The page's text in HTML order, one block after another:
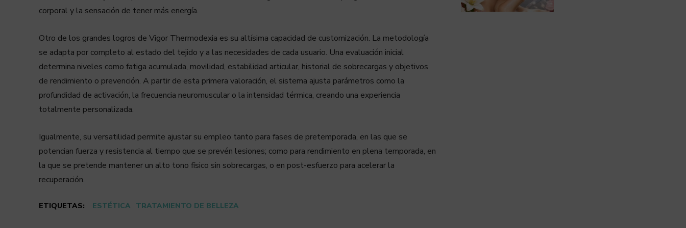
corporal y la sensación de tener más energía.
Otro de los grandes logros de Vigor Thermodexia es su altísima capacidad de customización. La metodología
se adapta por completo al estado del tejido y a las necesidades de cada usuario. Una evaluación inicial
determina niveles como fatiga acumulada, movilidad, estabilidad articular, historial de sobrecargas y objetivos
de rendimiento o prevención. A partir de esta primera valoración, el sistema ajusta parámetros como la
profundidad de activación, la frecuencia neuromuscular o la intensidad térmica, creando una experiencia
totalmente personalizada.
Igualmente, su versatilidad permite ajustar su empleo tanto para fases de pretemporada, en las que se
potencian fuerza y resistencia al tiempo que se prevén lesiones; como para rendimiento en plena temporada, en
la que se pretende mantener un alto tono físico sin sobrecargas, o en post-esfuerzo para acelerar la
recuperación.
ETIQUETAS: ESTÉTICA TRATAMIENTO DE BELLEZA